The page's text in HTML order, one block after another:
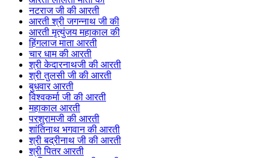
नटराज जी की आरती
आरती श्री जगन्नाथ जी की
आरती मृत्युंजय महाकाल की
हिंगलाज माता आरती
चार धाम की आरती
श्री केदारनाथजी की आरती
श्री तुलसी जी की आरती
बुधवार आरती
विश्वकर्मा जी की आरती
महाकाल आरती
परशुरामजी की आरती
शांतिनाथ भगवान की आरती
श्री बद्रीनाथ जी की आरती
श्री पितर आरती